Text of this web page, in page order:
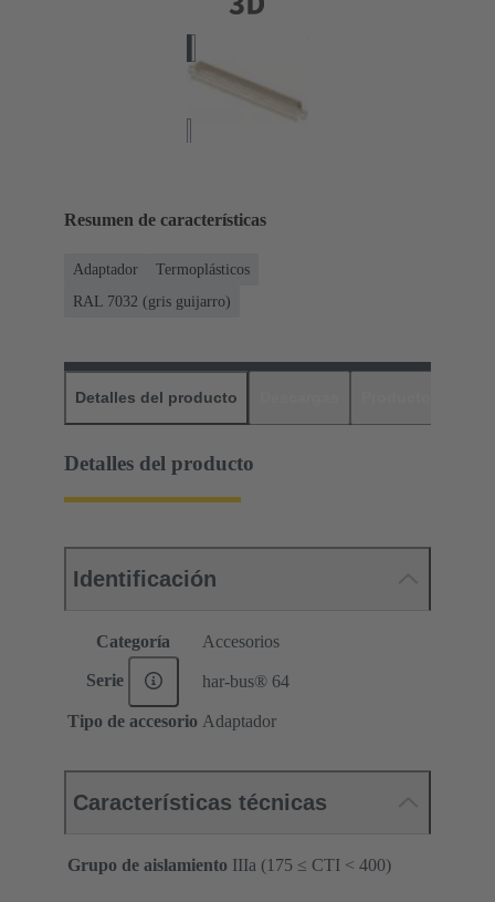
Resumen de características
Adaptador
Termoplásticos
RAL 7032 (gris guijarro)
Detalles del producto
Detalles del producto
Identificación
Categoría Accesorios
Serie har-bus® 64
Tipo de accesorio Adaptador
Características técnicas
Grupo de aislamiento IIIa (175 ≤ CTI < 400)